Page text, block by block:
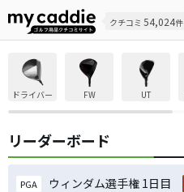
クチコミ 54,024件
ドライバー FW UT
リーダーボード
PGA ウィンダム選手権 1日目